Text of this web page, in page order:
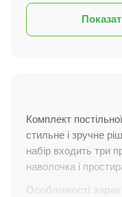
Комплект
стильне і зручне
набір входить три
наволочка і
Особливості